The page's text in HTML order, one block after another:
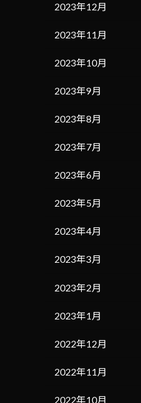
2023年12月
2023年11月
2023年10月
2023年9月
2023年8月
2023年7月
2023年6月
2023年5月
2023年4月
2023年3月
2023年2月
2023年1月
2022年12月
2022年11月
2022年10月